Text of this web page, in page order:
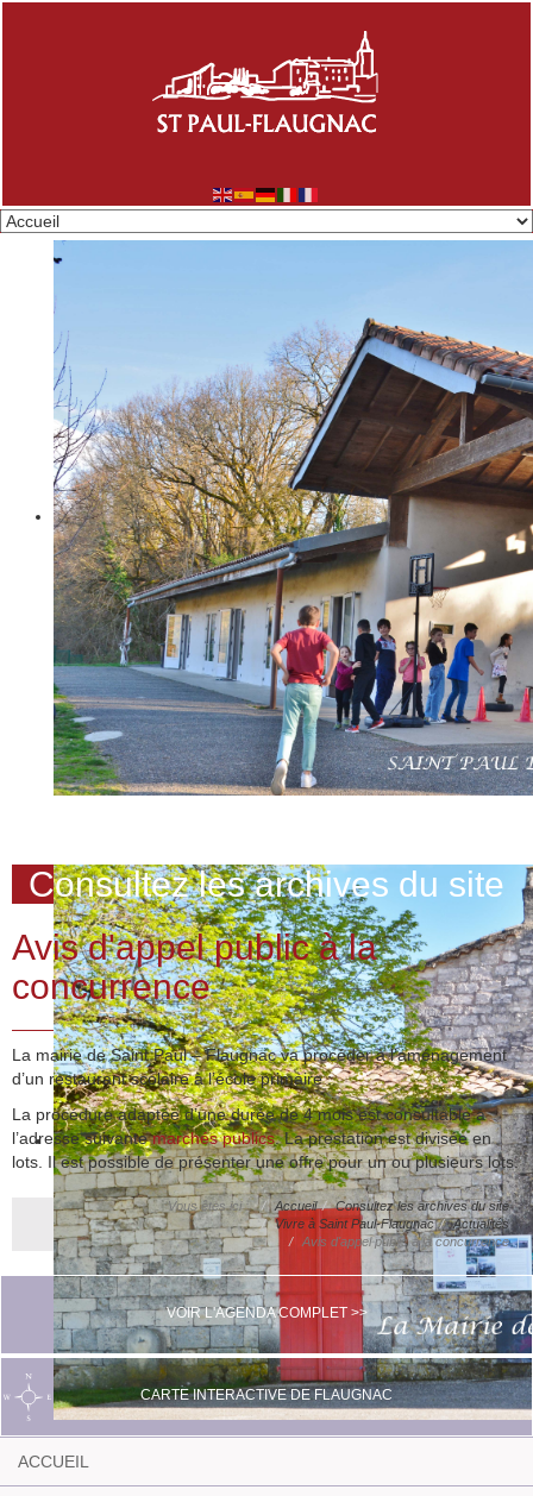
Consultez les archives du site
Avis d'appel public à la
concurrence
La mairie de Saint Paul – Flaugnac va procéder à l’aménagement
d’un restaurant scolaire à l’école primaire :
La procédure adaptée d’une durée de 4 mois est consultable à
l’adresse suivantemarchés publics. La prestation est divisée en
lots. Il est possible de présenter une offre pour un ou plusieurs lots.
Vous êtes ici : Accueil
Consultez les archives du site
Vivre à Saint Paul-Flaugnac
Actualités
Avis d'appel public à la concurrence
VOIR L'AGENDA COMPLET >>
CARTE INTERACTIVE DE FLAUGNAC
ACCUEIL